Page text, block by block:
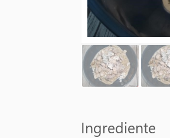
Ingrediente